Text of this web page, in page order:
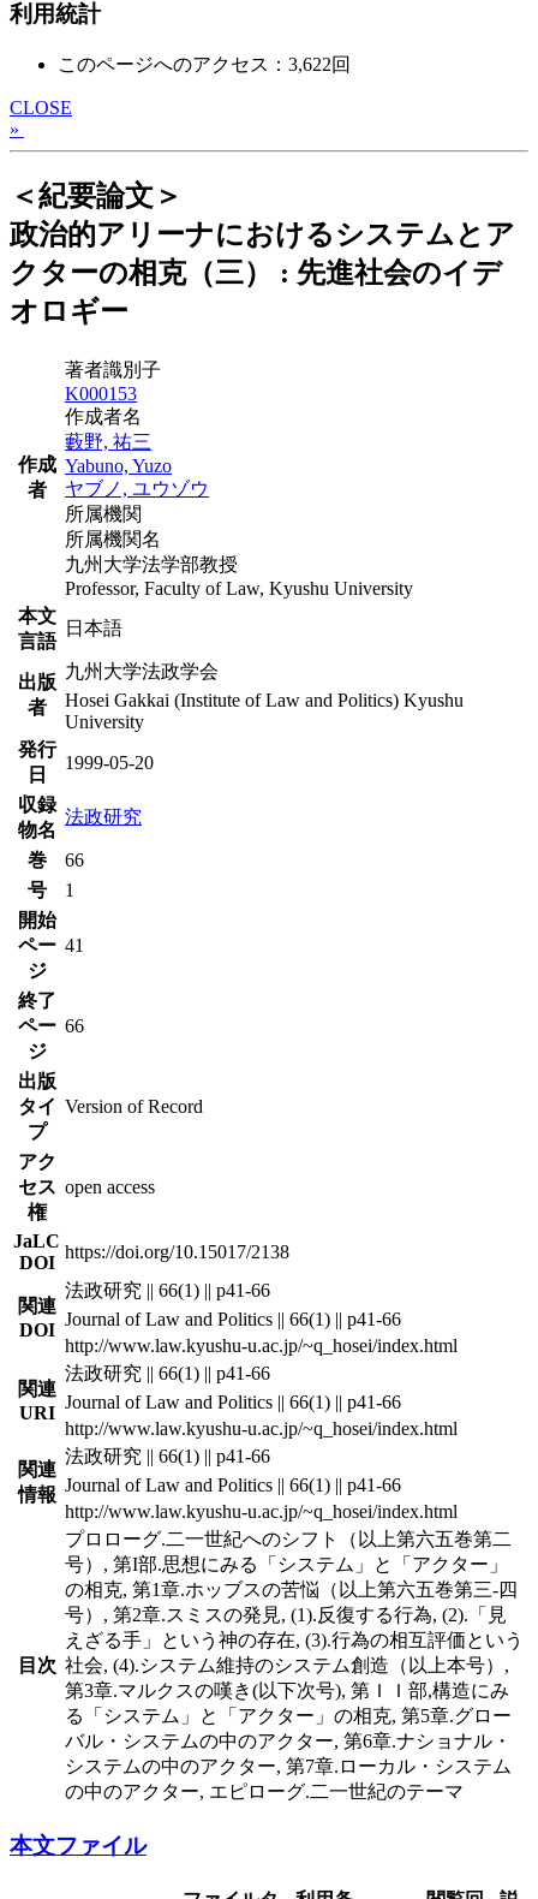
利用統計
このページへのアクセス：3,622回
CLOSE
»
＜紀要論文＞
政治的アリーナにおけるシステムとア
クターの相克（三） : 先進社会のイデ
オロギー
作成
者
著者識別子
K000153
作成者名
藪野, 祐三
Yabuno, Yuzo
ヤブノ, ユウゾウ
所属機関
所属機関名
九州大学法学部教授
Professor, Faculty of Law, Kyushu University
本文
言語
日本語
出版
者
九州大学法政学会
Hosei Gakkai (Institute of Law and Politics) Kyushu
University
発行
日
1999-05-20
収録
物名
法政研究
巻
66
号
1
開始
ペー
ジ
41
終了
ペー
ジ
66
出版
タイ
プ
Version of Record
アク
セス
権
open access
JaLC
DOI
https://doi.org/10.15017/2138
関連
DOI
法政研究 || 66(1) || p41-66
Journal of Law and Politics || 66(1) || p41-66
http://www.law.kyushu-u.ac.jp/~q_hosei/index.html
関連
URI
法政研究 || 66(1) || p41-66
Journal of Law and Politics || 66(1) || p41-66
http://www.law.kyushu-u.ac.jp/~q_hosei/index.html
関連
情報
法政研究 || 66(1) || p41-66
Journal of Law and Politics || 66(1) || p41-66
http://www.law.kyushu-u.ac.jp/~q_hosei/index.html
目次
プロローグ.二一世紀へのシフト（以上第六五巻第二
号）, 第I部.思想にみる「システム」と「アクター」
の相克, 第1章.ホッブスの苦悩（以上第六五巻第三-四
号）, 第2章.スミスの発見, (1).反復する行為, (2).「見
えざる手」という神の存在, (3).行為の相互評価という
社会, (4).システム維持のシステム創造（以上本号）,
第3章.マルクスの嘆き(以下次号), 第ＩＩ部,構造にみ
る「システム」と「アクター」の相克, 第5章.グロー
バル・システムの中のアクター, 第6章.ナショナル・
システムの中のアクター, 第7章.ローカル・システム
の中のアクター, エピローグ.二一世紀のテーマ
本文ファイル